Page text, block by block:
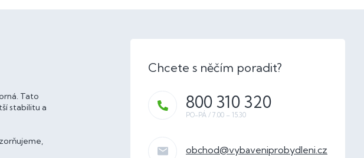
Tato
stabilitu a
obchod@vybaveniprobydleni.cz
800 310 320